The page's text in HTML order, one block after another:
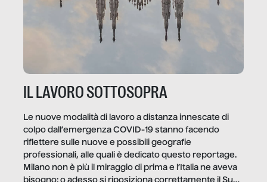
IL LAVORO SOTTOSOPRA
Le nuove modalità di lavoro a distanza innescate di
colpo dall’emergenza COVID-19 stanno facendo
riflettere sulle nuove e possibili geografie
professionali, alle quali è dedicato questo reportage.
Milano non è più il miraggio di prima e l’Italia ne aveva
bisogno: o adesso si riposiziona correttamente il Sud